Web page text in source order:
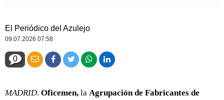
El Periódico del Azulejo
09.07.2026 07:58
0
MADRID. Oficemen, la Agrupación de Fabricantes de